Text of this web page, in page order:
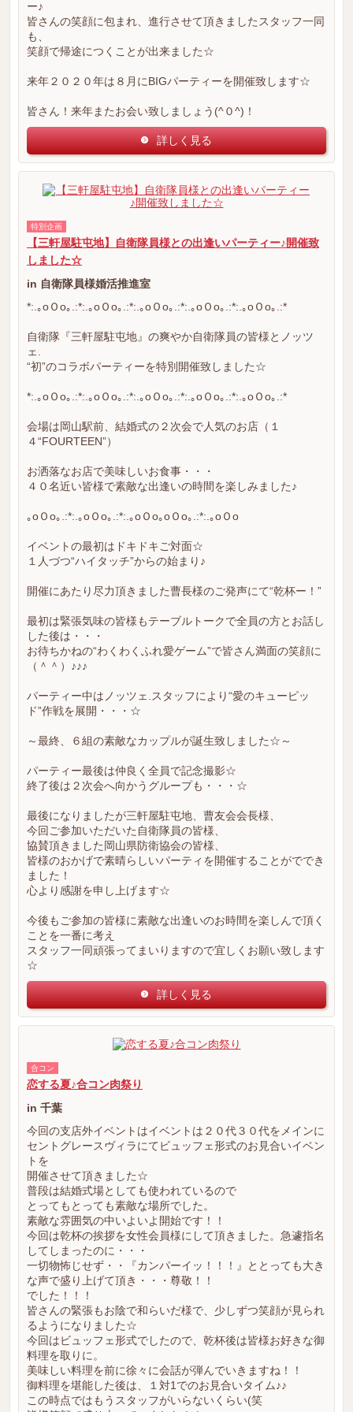
ー♪
皆さんの笑顔に包まれ、進行させて頂きましたスタッフ一同
も、
笑顔で帰途につくことが出来ました☆
来年２０２０年は８月にBIGパーティーを開催致します☆
皆さん！来年またお会い致しましょう(^０^)！
詳しく見る
特別企画
【三軒屋駐屯地】自衛隊員様との出逢いパーティー♪開催致
しました☆
in 自衛隊員様婚活推進室
*:.｡oＯo｡.:*:.｡oＯo｡.:*:.｡oＯo｡.:*:.｡oＯo｡.:*:.｡oＯo｡.:*
自衛隊『三軒屋駐屯地』の爽やか自衛隊員の皆様とノッツ
ェ.
“初”のコラボパーティーを特別開催致しました☆
*:.｡oＯo｡.:*:.｡oＯo｡.:*:.｡oＯo｡.:*:.｡oＯo｡.:*:.｡oＯo｡.:*
会場は岡山駅前、結婚式の２次会で人気のお店（１
４“FOURTEEN”）
お洒落なお店で美味しいお食事・・・
４０名近い皆様で素敵な出逢いの時間を楽しみました♪
｡oＯo｡.:*:.｡oＯo｡.:*:.｡oＯo｡oＯo｡.:*:.｡oＯo
イベントの最初はドキドキご対面☆
１人づつ“ハイタッチ”からの始まり♪
開催にあたり尽力頂きました曹長様のご発声にて“乾杯ー！”
最初は緊張気味の皆様もテーブルトークで全員の方とお話し
した後は・・・
お待ちかねの“わくわくふれ愛ゲーム”で皆さん満面の笑顔に
（＾＾）♪♪♪
パーティー中はノッツェ.スタッフにより“愛のキューピッ
ド”作戦を展開・・・☆
～最終、６組の素敵なカップルが誕生致しました☆～
パーティー最後は仲良く全員で記念撮影☆
終了後は２次会へ向かうグループも・・・☆
最後になりましたが三軒屋駐屯地、曹友会会長様、
今回ご参加いただいた自衛隊員の皆様、
協賛頂きました岡山県防衛協会の皆様、
皆様のおかげで素晴らしいパーティを開催することがででき
ました！
心より感謝を申し上げます☆
今後もご参加の皆様に素敵な出逢いのお時間を楽しんで頂く
ことを一番に考え
スタッフ一同頑張ってまいりますので宜しくお願い致します
☆
詳しく見る
合コン
恋する夏♪合コン肉祭り
in 千葉
今回の支店外イベントはイベントは２０代３０代をメインに
セントグレースヴィラにてビュッフェ形式のお見合いイベン
トを
開催させて頂きました☆
普段は結婚式場としても使われているので
とってもとっても素敵な場所でした。
素敵な雰囲気の中いよいよ開始です！！
今回は乾杯の挨拶を女性会員様にして頂きました。急遽指名
してしまったのに・・・
一切物怖じせず・・『カンパーイッ！！！』ととっても大き
な声で盛り上げて頂き・・・尊敬！！
でした！！！
皆さんの緊張もお陰で和らいだ様で、少しずつ笑顔が見られ
るようになりました☆
今回はビュッフェ形式でしたので、乾杯後は皆様お好きな御
料理を取りに。
美味しい料理を前に徐々に会話が弾んでいきますね！！
御料理を堪能した後は、１対1でのお見合いタイム♪♪
この時点ではもうスタッフがいらないくらい(笑